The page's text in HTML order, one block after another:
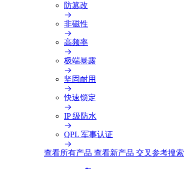
防篡改
非磁性
高频率
极端暴露
坚固耐用
快速锁定
IP 级防水
QPL 军事认证
查看所有产品 查看新产品 交叉参考搜索